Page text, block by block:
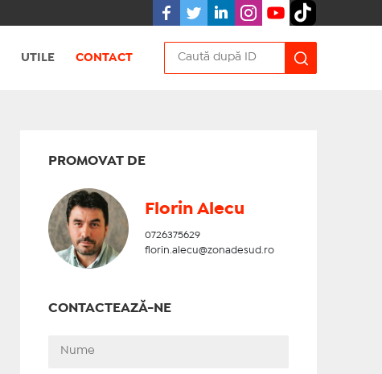
UTILE CONTACT
PROMOVAT DE
Florin Alecu
0726375629
florin.alecu@zonadesud.ro
CONTACTEAZĂ-NE